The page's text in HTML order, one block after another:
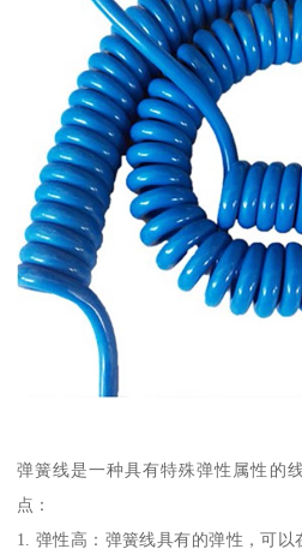
弹簧线是一种具有特殊弹性属性的
点：
1. 弹性高：弹簧线具有的弹性，可